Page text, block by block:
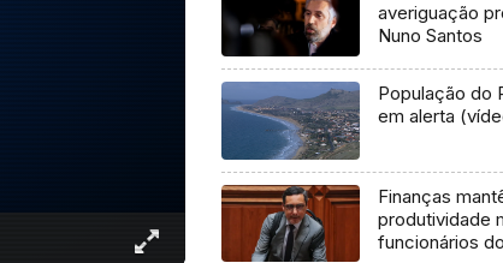
averiguação
Nuno Santos
População do
em alerta
Finanças
produtividade
funcionários